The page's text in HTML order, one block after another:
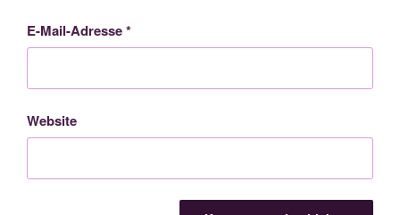
E-Mail-Adresse*
Website